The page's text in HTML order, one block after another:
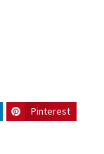
Pinterest